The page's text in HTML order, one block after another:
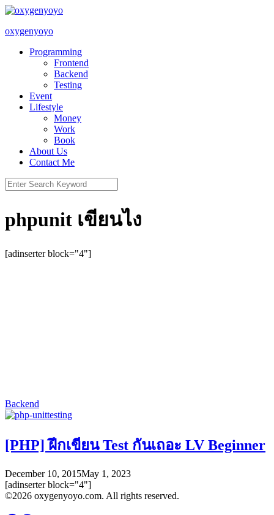
Skip
content
oxygenyoyo
Programming
Frontend
Backend
Testing
Event
Lifestyle
Money
Work
Book
About Us
Contact Me
Search
for:
phpunit เขียนไง
[adinserter block="4"]
Backend
[PHP] ฝึกเขียน Test กันเถอะ LV Beginner
December 10, 2015May 1, 2023
[adinserter block="4"]
©2026 oxygenyoyo.com. All rights reserved.